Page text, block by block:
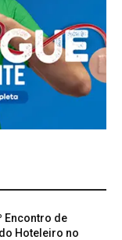
Encontro de
Hoteleiro no